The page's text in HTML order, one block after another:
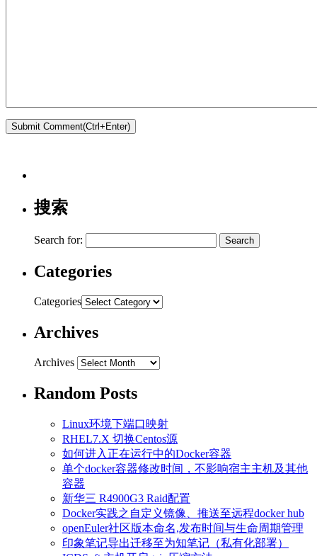
搜索
Search for:
Categories
Categories
Archives
Archives
Random Posts
Linux环境下端口映射
RHEL7.X 切换Centos源
如何进入正在运行中的Docker容器
单个docker容器修改时间，不影响宿主主机及其他
容器
新华三 R4900G3 Raid配置
Docker实践之自定义镜像、推送至远程docker hub
openEuler社区版本命名,发布时间与生命周期管理
印象笔记导出迁移至为知笔记（私有化部署）